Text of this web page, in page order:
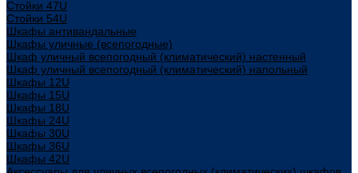
Стойки 47U
Стойки 54U
Шкафы антивандальные
Шкафы уличные (всепогодные)
Шкаф уличный всепогодный (климатический) настенный
Шкаф уличный всепогодный (климатический) напольный
Шкафы 12U
Шкафы 15U
Шкафы 18U
Шкафы 24U
Шкафы 30U
Шкафы 36U
Шкафы 42U